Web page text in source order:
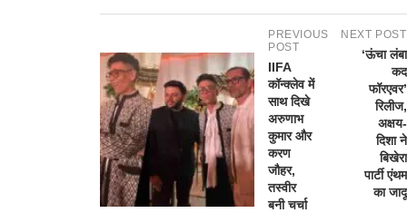
PREVIOUS
POST
IIFA
कॉन्क्लेव में
साथ दिखे
अरुणाभ
कुमार और
करण
जौहर,
तस्वीर
बनी चर्चा
NEXT POST
‘ऊंचा लंबा
कद
फॉरएवर’
रिलीज,
अक्षय-
दिशा ने
बिखेरा
पार्टी एंथम
का जादू